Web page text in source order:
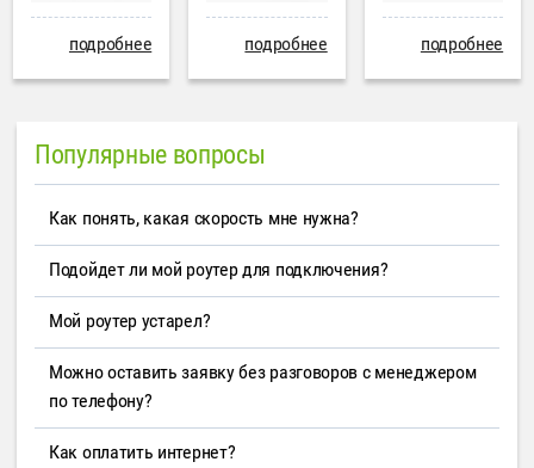
подробнее подробнее подробнее
Популярные вопросы
Как понять, какая скорость мне нужна?
Подойдет ли мой роутер для подключения?
Мой роутер устарел?
Можно оставить заявку без разговоров с менеджером
по телефону?
Как оплатить интернет?